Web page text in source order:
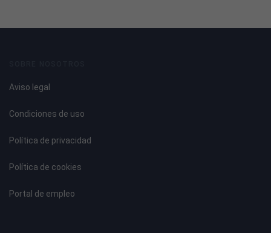
Aviso legal
Condiciones de uso
Política de privacidad
Política de cookies
Portal de empleo